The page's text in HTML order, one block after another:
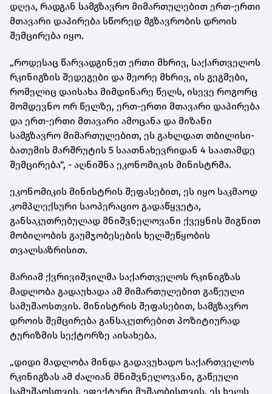
დღეა, რადგან სამგზავრო მიმართულებით ერთ-ერთი
მთავარი დაპირება სწორედ მგზავრობის დროის
შემცირება იყო.
„როდესაც წარვადგინეთ ერთი მხრივ, საქართველოს
რკინიგზის შედეგები და მეორე მხრივ, ის გეგმები,
რომელიც დაისახა მიმდინარე წელს, ისევე როგორც
მომდევნო ორ წელზე, ერთ-ერთი მთავარი დაპირება
და ერთ-ერთი მთავარი ამოცანა და მიზანი
სამგზავრო მიმართულებით, ეს გახლდათ თბილისი-
ბათუმის მარშრუტის 5 საათნახევრიდან 4 საათამდე
შემცირება“, - აღნიშნა ეკონომიკის მინისტრმა.
ეკონომიკის მინისტრის შეფასებით, ეს იყო საკმაოდ
კომპლექსური საოპერაციო გადაწყვეტა,
განსაკუთრებულად მნიშვნელოვანი ქვეყნის შიგნით
მობილობის გაუმჯობესების ხელშეწყობის
თვალსაზრისით.
მარიამ ქვრივიშვილმა საქართველოს რკინიგზას
მადლობა გადაუხადა ამ მიმართულებით გაწეული
სამუშაოსთვის. მინისტრის შეფასებით, სამგზავრო
დროის შემცირება განსაკუთრებით პოზიტიურად
ტურიზმის სექტორზე აისახება.
„დიდი მადლობა მინდა გადავუხადო საქართველოს
რკინიგზას ამ ძალიან მნიშვნელოვანი, გაწეული
სამუშაოსთვის, ეფექტური მუშაობისთვის. ეს ხელს